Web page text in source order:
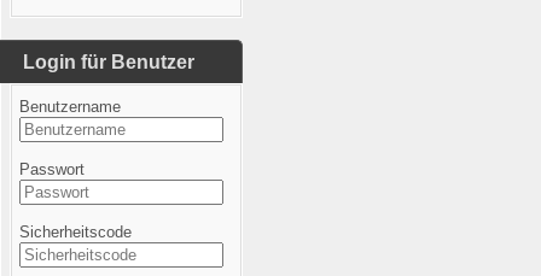
Login für Benutzer
Benutzername
Passwort
Sicherheitscode